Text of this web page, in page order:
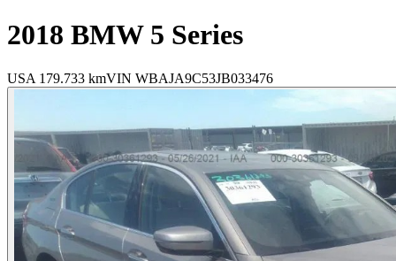
2018 BMW 5 Series
USA 179.733 kmVIN WBAJA9C53JB033476